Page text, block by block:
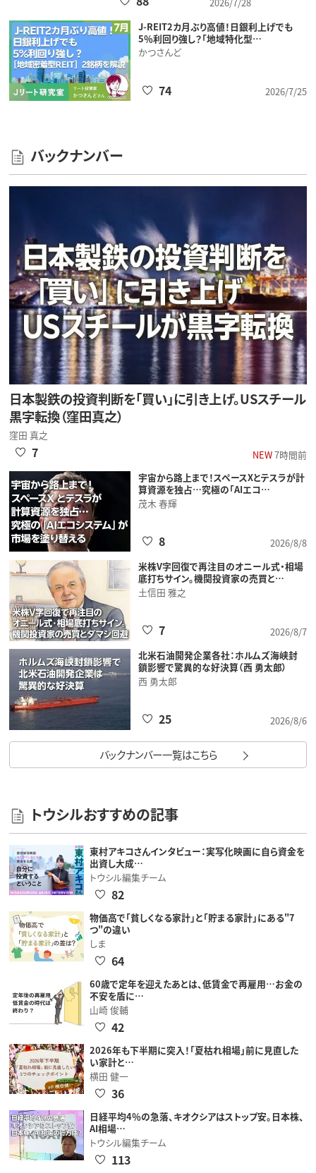
J-REIT2カ月ぶり高値！日銀利上げでも
5％利回り強し？「地域特化型…
かつさんど
2026/7/25
74
バックナンバー
日本製鉄の投資判断を「買い」に引き上げ。USスチール
黒字転換（窪田真之）
窪田 真之
NEW7時間前
7
宇宙から路上まで！スペースXとテスラが計
算資源を独占…究極の「AIエコ…
茂木 春輝
2026/8/8
8
米株V字回復で再注目のオニール式・相場
底打ちサイン。機関投資家の売買と…
土信田 雅之
2026/8/7
7
北米石油開発企業各社：ホルムズ海峡封
鎖影響で驚異的な好決算（西 勇太郎）
西 勇太郎
2026/8/6
25
バックナンバー一覧はこちら
トウシルおすすめの記事
東村アキコさんインタビュー：実写化映画に自ら資金を
出資し大成…
トウシル編集チーム
82
物価高で「貧しくなる家計」と「貯まる家計」にある"7
つ"の違い
しま
64
60歳で定年を迎えたあとは、低賃金で再雇用…お金の
不安を盾に…
山崎 俊輔
42
2026年も下半期に突入！「夏枯れ相場」前に見直した
い家計と…
横田 健一
36
日経平均4％の急落、キオクシアはストップ安。日本株、
AI相場…
トウシル編集チーム
113